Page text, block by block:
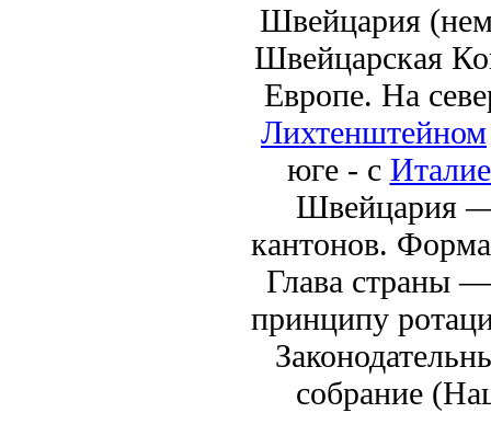
Швейцария
Швейцарская
Европе. На
Лихтенштейном
юге - с
Швейцария —
кантонов.
Глава страны
принципу
собрание